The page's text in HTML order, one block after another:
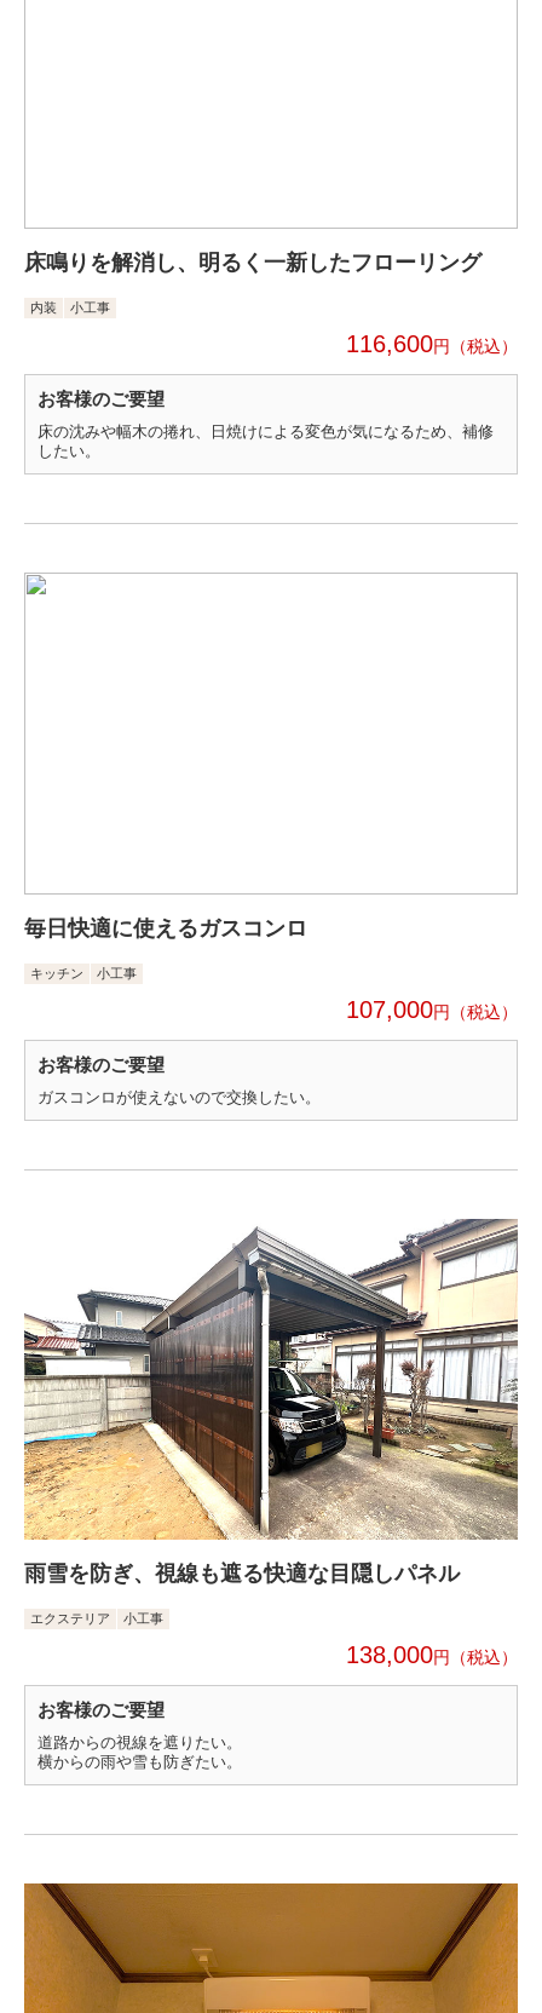
床鳴りを解消し、明るく一新したフローリング
内装 小工事
116,600円
お客様のご要望
床の沈みや幅木の捲れ、日焼けによる変色が気になるため、補修
したい。
毎日快適に使えるガスコンロ
キッチン 小工事
107,000円
お客様のご要望
ガスコンロが使えないので交換したい。
雨雪を防ぎ、視線も遮る快適な目隠しパネル
エクステリア 小工事
138,000円
お客様のご要望
道路からの視線を遮りたい。
横からの雨や雪も防ぎたい。